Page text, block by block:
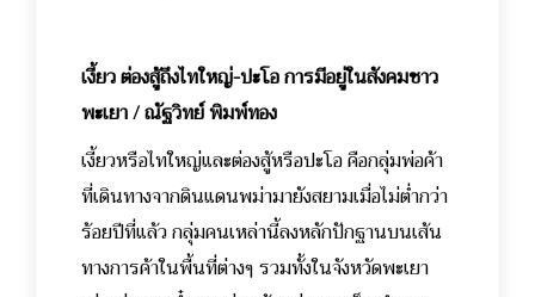
เงี้ยว ต่องสู้ถึงไทใหญ่-ปะโอ การมีอยู่ในสังคมชาว
พะเยา / ณัฐวิทย์ พิมพ์ทอง
เงี้ยวหรือไทใหญ่และต่องสู้หรือปะโอ คือกลุ่มพ่อค้า
ที่เดินทางจากดินแดนพม่ามายังสยามเมื่อไม่ต่ำกว่า
ร้อยปีที่แล้ว กลุ่มคนเหล่านี้ลงหลักปักฐานบนเส้น
ทางการค้าในพื้นที่ต่างๆ รวมทั้งในจังหวัดพะเยา